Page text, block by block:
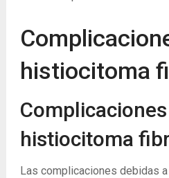
histiocitoma
histiocitoma
Las complicaciones debidas